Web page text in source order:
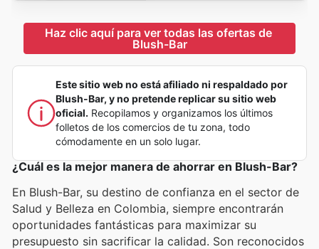
Haz clic aquí para ver todas las ofertas de
Blush-Bar
Este sitio web no está afiliado ni respaldado por
Blush-Bar, y no pretende replicar su sitio web
oficial. Recopilamos y organizamos los últimos
folletos de los comercios de tu zona, todo
cómodamente en un solo lugar.
¿Cuál es la mejor manera de ahorrar en Blush-Bar?
En Blush-Bar, su destino de confianza en el sector de
Salud y Belleza en Colombia, siempre encontrarán
oportunidades fantásticas para maximizar su
presupuesto sin sacrificar la calidad. Son reconocidos